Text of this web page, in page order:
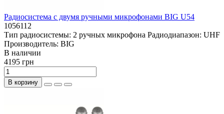
Радиосистема с двумя ручными микрофонами BIG U54
1056112
Тип радиосистемы: 2 ручных микрофона Радиодиапазон: UHF
Производитель: BIG
В наличии
4195 грн
В корзину